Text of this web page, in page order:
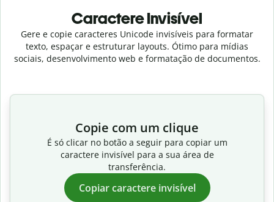
Caractere Invisível
Gere e copie caracteres Unicode invisíveis para formatar
texto, espaçar e estruturar layouts. Ótimo para mídias
sociais, desenvolvimento web e formatação de documentos.
Copie com um clique
É só clicar no botão a seguir para copiar um
caractere invisível para a sua área de
transferência.
Copiar caractere invisível